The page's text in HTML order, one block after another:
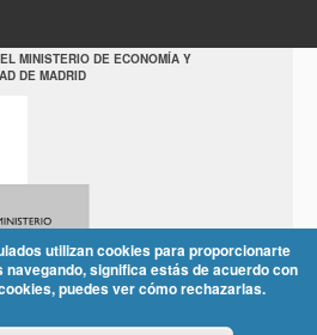
MINISTERIO DE ECONOMÍA Y
DE MADRID
utilizan cookies para proporcionarte
significa estás de acuerdo con
puedes ver cómo rechazarlas.